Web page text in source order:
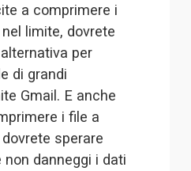
a comprimere i
limite, dovrete
per
di grandi
Gmail. E anche
i file a
sperare